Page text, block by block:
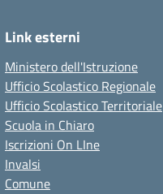
Link esterni
Ministero dell'Istruzione
Ufficio Scolastico Regionale
Ufficio Scolastico Territoriale
Scuola in Chiaro
Iscrizioni On LIne
Invalsi
Comune